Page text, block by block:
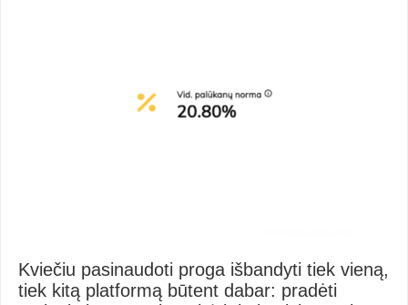
Kviečiu pasinaudoti proga išbandyti tiek vieną,
tiek kitą platformą būtent dabar: pradėti